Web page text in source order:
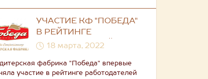
УЧАСТИЕ КФ "ПОБЕДА"
В РЕЙТИНГЕ
РАБОТОДАТЕЛЕЙ
18 марта, 2022
фабрика "Победа" впервые
участие в рейтинге работодателей